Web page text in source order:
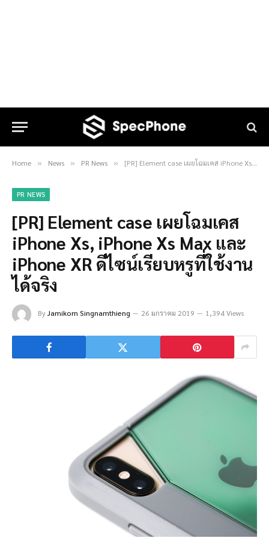
Home » News » PR News » [PR] Element case เผยโฉมเคส iPhone Xs, iPhone Xs Max และ iPhone XR ดีไซน์เรียบหรูที่ใช้งานได้จริง
PR NEWS
[PR] Element case เผยโฉมเคส
iPhone Xs, iPhone Xs Max และ
iPhone XR ดีไซน์เรียบหรูที่ใช้งาน
ได้จริง
ByJamikorn Singnamthieng 26 มกราคม 2019 1,394 Views